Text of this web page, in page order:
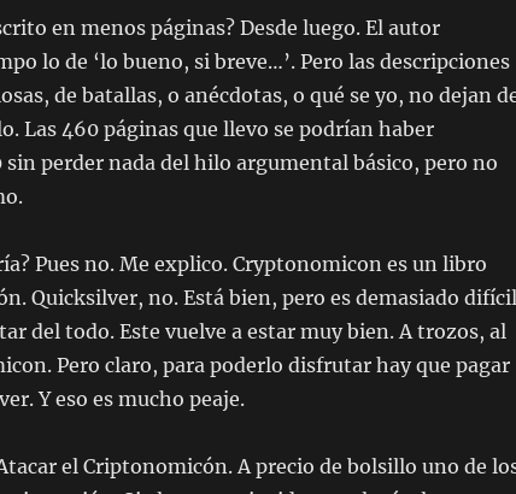
en menos páginas? Desde luego. El autor
lo de ‘lo bueno, si breve…’. Pero las descripciones
de batallas, o anécdotas, o qué se yo, no dejan
Las 460 páginas que llevo se podrían haber
sin perder nada del hilo argumental básico, pero no
Pues no. Me explico. Cryptonomicon es un libro
Quicksilver, no. Está bien, pero es demasiado difícil
del todo. Este vuelve a estar muy bien. A trozos, al
Pero claro, para poderlo disfrutar hay que pagar
Y eso es mucho peaje.
el Criptonomicón. A precio de bolsillo uno de